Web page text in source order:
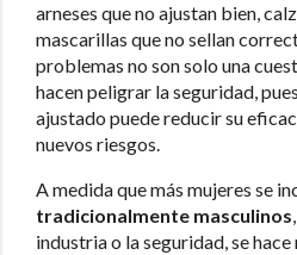
arneses que no ajustan bien,
mascarillas que no sellan
problemas no son solo una
hacen peligrar la seguridad,
ajustado puede reducir su
nuevos riesgos.
A medida que más mujeres se
tradicionalmente masculinos
industria o la seguridad, se